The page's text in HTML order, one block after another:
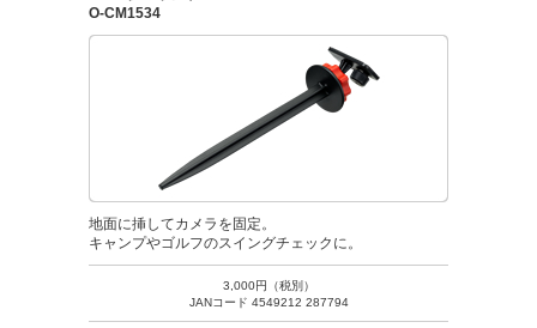
O-CM1534
地面に挿してカメラを固定。
キャンプやゴルフのスイングチェックに。
3,000円（税別）
JANコード 4549212 287794